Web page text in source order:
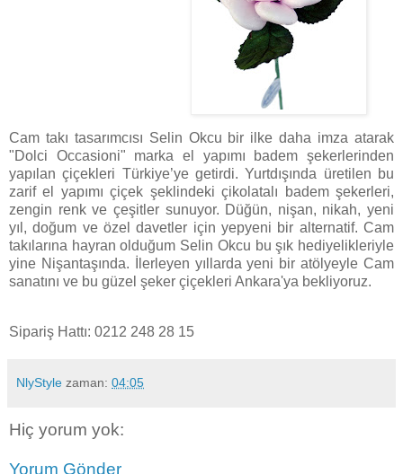
Cam takı tasarımcısı Selin Okcu bir ilke daha imza atarak
"Dolci Occasioni" marka el yapımı badem şekerlerinden
yapılan çiçekleri Türkiye’ye getirdi. Yurtdışında üretilen bu
zarif el yapımı çiçek şeklindeki çikolatalı badem şekerleri,
zengin renk ve çeşitler sunuyor. Düğün, nişan, nikah, yeni
yıl, doğum ve özel davetler için yepyeni bir alternatif. Cam
takılarına hayran olduğum Selin Okcu bu şık hediyelikleriyle
yine Nişantaşında. İlerleyen yıllarda yeni bir atölyeyle Cam
sanatını ve bu güzel şeker çiçekleri Ankara'ya bekliyoruz.
Sipariş Hattı: 0212 248 28 15
NlyStyle zaman: 04:05
Hiç yorum yok:
Yorum Gönder